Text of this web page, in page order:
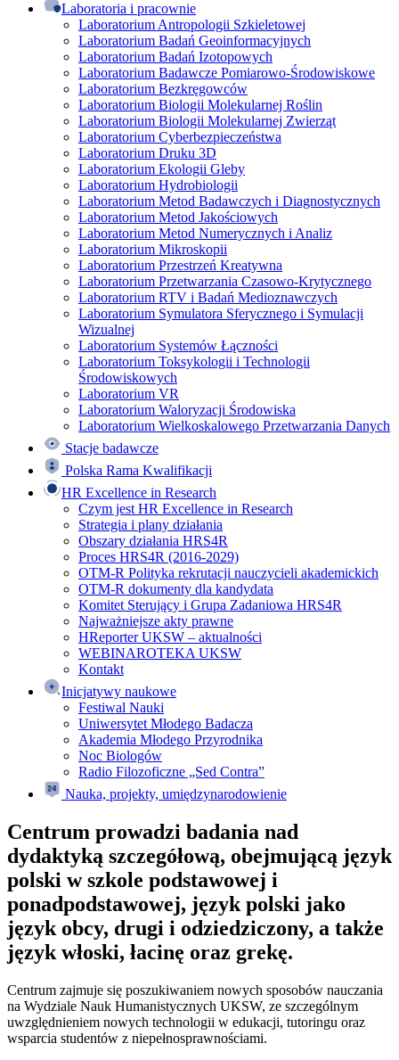
Laboratoria i pracownie
Laboratorium Antropologii Szkieletowej
Laboratorium Badań Geoinformacyjnych
Laboratorium Badań Izotopowych
Laboratorium Badawcze Pomiarowo-Środowiskowe
Laboratorium Bezkręgowców
Laboratorium Biologii Molekularnej Roślin
Laboratorium Biologii Molekularnej Zwierząt
Laboratorium Cyberbezpieczeństwa
Laboratorium Druku 3D
Laboratorium Ekologii Gleby
Laboratorium Hydrobiologii
Laboratorium Metod Badawczych i Diagnostycznych
Laboratorium Metod Jakościowych
Laboratorium Metod Numerycznych i Analiz
Laboratorium Mikroskopii
Laboratorium Przestrzeń Kreatywna
Laboratorium Przetwarzania Czasowo-Krytycznego
Laboratorium RTV i Badań Medioznawczych
Laboratorium Symulatora Sferycznego i Symulacji
Wizualnej
Laboratorium Systemów Łączności
Laboratorium Toksykologii i Technologii
Środowiskowych
Laboratorium VR
Laboratorium Waloryzacji Środowiska
Laboratorium Wielkoskalowego Przetwarzania Danych
Stacje badawcze
Polska Rama Kwalifikacji
HR Excellence in Research
Czym jest HR Excellence in Research
Strategia i plany działania
Obszary działania HRS4R
Proces HRS4R (2016-2029)
OTM-R Polityka rekrutacji nauczycieli akademickich
OTM-R dokumenty dla kandydata
Komitet Sterujący i Grupa Zadaniowa HRS4R
Najważniejsze akty prawne
HReporter UKSW – aktualności
WEBINAROTEKA UKSW
Kontakt
Inicjatywy naukowe
Festiwal Nauki
Uniwersytet Młodego Badacza
Akademia Młodego Przyrodnika
Noc Biologów
Radio Filozoficzne „Sed Contra”
Nauka, projekty, umiędzynarodowienie
Centrum prowadzi badania nad
dydaktyką szczegółową, obejmującą język
polski w szkole podstawowej i
ponadpodstawowej, język polski jako
język obcy, drugi i odziedziczony, a także
język włoski, łacinę oraz grekę.
Centrum zajmuje się poszukiwaniem nowych sposobów nauczania
na Wydziale Nauk Humanistycznych UKSW, ze szczególnym
uwzględnieniem nowych technologii w edukacji, tutoringu oraz
wsparcia studentów z niepełnosprawnościami.